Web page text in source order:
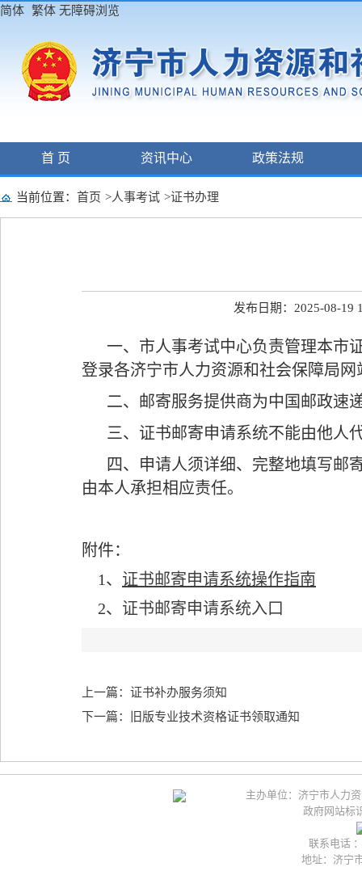
简体 繁体 无障碍浏览
首 页 资讯中心 政策法规
当前位置： 首页 >人事考试 >证书办理
发布日期：2025-08-19
一、市人事考试中心负责管理本市
登录各济宁市人力资源和社会保障局
二、邮寄服务提供商为中国邮政速
三、证书邮寄申请系统不能由他人
四、申请人须详细、完整地填写邮
由本人承担相应责任。
附件：
1、 证书邮寄申请系统操作指南
2、 证书邮寄申请系统入口
上一篇：证书补办服务须知
下一篇：旧版专业技术资格证书领取通知
主办单位：济宁市人力
政府网站标
联系电话
地址：济宁